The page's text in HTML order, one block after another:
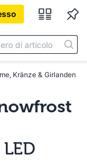
Kränze & Girlanden